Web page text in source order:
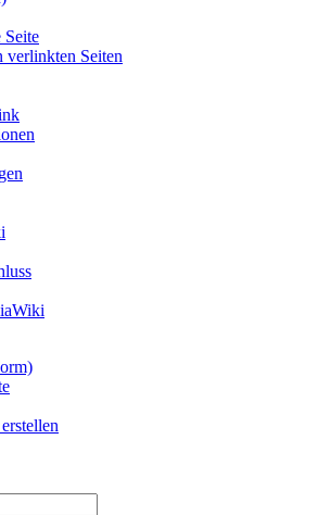
Seite
verlinkten Seiten